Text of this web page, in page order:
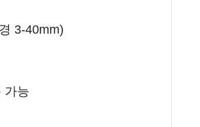
3-40mm)
가능